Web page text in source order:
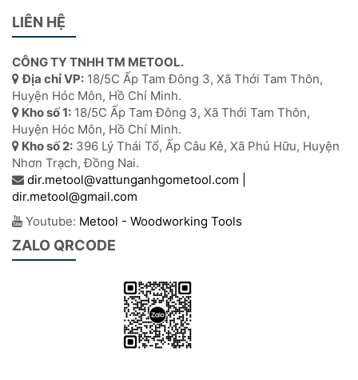
LIÊN HỆ
CÔNG TY TNHH TM METOOL.
Địa chỉ VP: 18/5C Ấp Tam Đông 3, Xã Thới Tam Thôn,
Huyện Hóc Môn, Hồ Chí Minh.
Kho số 1: 18/5C Ấp Tam Đông 3, Xã Thới Tam Thôn,
Huyện Hóc Môn, Hồ Chí Minh.
Kho số 2: 396 Lý Thái Tổ, Ấp Câu Kê, Xã Phú Hữu, Huyện
Nhơn Trạch, Đồng Nai.
dir.metool@vattunganhgometool.com |
dir.metool@gmail.com
Youtube: Metool - Woodworking Tools
ZALO QRCODE